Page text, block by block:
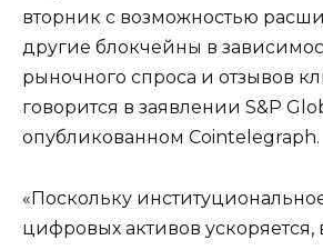
вторник с возможностью
другие блокчейны в
рыночного спроса и отзывов
говорится в заявлении S&P
опубликованном Cointelegraph.
«Поскольку
цифровых активов ускоряется,